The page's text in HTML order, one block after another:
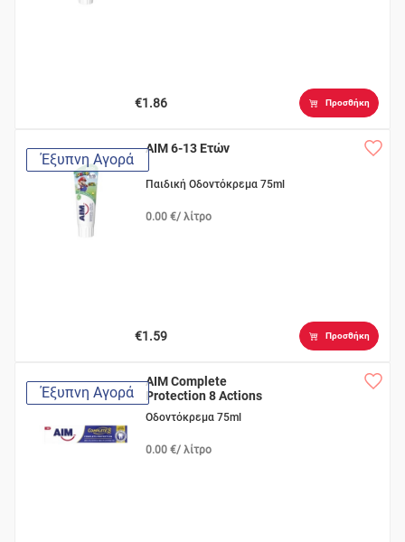
€1.86 Προσθήκη
Έξυπνη Αγορά
AIM 6-13 Ετών
Παιδική Οδοντόκρεμα 75ml
0.00 €/ λίτρο
€1.59 Προσθήκη
Έξυπνη Αγορά
AIM Complete
Protection 8 Actions
Οδοντόκρεμα 75ml
0.00 €/ λίτρο